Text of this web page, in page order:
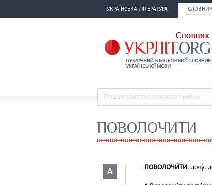
УКРАЇНСЬКА ЛІТЕРАТУРА СЛОВНИК
ПОВОЛОЧИТИ
А ПОВОЛОЧИ́ТИ, лочу́,